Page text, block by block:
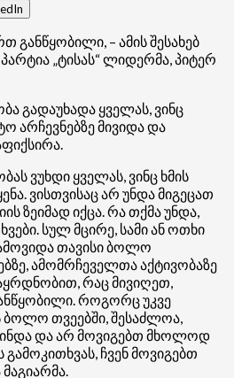
განწყობილი, – ამის შესახებ
„ტისას“ ლიდერმა, პიტერ
გადაუხადა ყველას, ვინც
არჩევნებზე მივიდა და
ვუხდი ყველას, ვინც ხმის
ვისთვისაც არ უნდა მიგეცათ
ზეიმად იქცა. რა თქმა უნდა,
სულ მცირე, სამი ან ოთხი
თავისი ბოლო
ამომრჩეველთა აქტივობაზე
რაც მივიღეთ,
როგორც უკვე
თვეებში, შესაძლოა,
და არ მოვიგებთ მხოლოდ
ჩვენ მოვიგებთ
მაგიარმა.